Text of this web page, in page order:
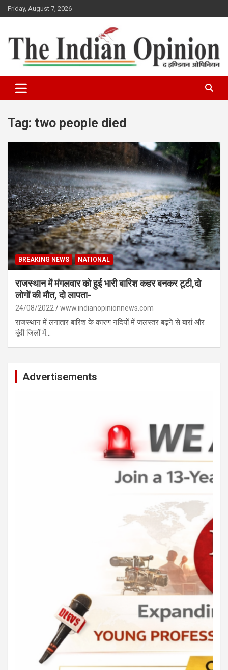
Skip
to
Friday, August 7, 2026
Indian Opinion News
Tag: two people died
BREAKING NEWS NATIONAL
राजस्थान में मंगलवार को हुई भारी बारिश कहर बनकर टूटी,दो
लोगों की मौत, दो लापता-
24/08/2022 www.indianopinionnews.com
राजस्थान में लगातार बारिश के कारण नदियों में जलस्तर बढ़ने से बारां और
बूंदी जिलों में…
Advertisements